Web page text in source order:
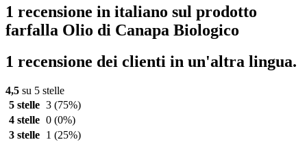
1 recensione in italiano sul prodotto
farfalla Olio di Canapa Biologico
1 recensione dei clienti in un'altra lingua.
4,5 su 5 stelle
5 stelle 3 (75%)
4 stelle 0 (0%)
3 stelle
1 (25%)